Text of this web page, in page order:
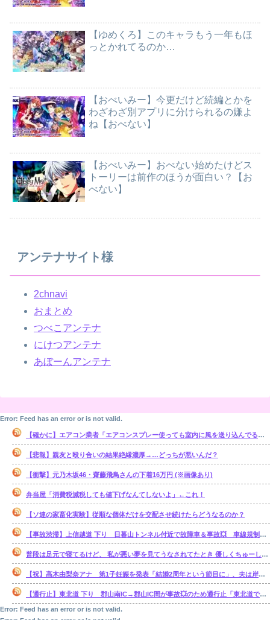
【ゆめくろ】このキャラもう一年もほ
っとかれてるのか…
【おべいみー】今更だけど続編とかを
わざわざ別アプリに分けられるの嫌よ
ね【おべない】
【おべいみー】おべない始めたけどス
トーリーは前作のほうが面白い？【お
べない】
アンテナサイト様
2chnavi
おまとめ
つべこアンテナ
にけつアンテナ
あぼーんアンテナ
Error: Feed has an error or is not valid.
【確かに】エアコン業者「エアコンスプレー使っても室内に風を送り込んでるファンは汚いままですよ」
【悲報】親友と殴り合いの結果絶縁濃厚→…どっちが悪いんだ？
【衝撃】元乃木坂46・齋藤飛鳥さんの下着16万円 (※画像あり)
弁当屋「消費税減税しても値下げなんてしないよ」←これ！
【ソ連の家畜化実験】従順な個体だけを交配させ続けたらどうなるのか？
【事故渋滞】上信越道 下り 日暮山トンネル付近で故障車＆事故💥 車線規制 松井田妙義IC〜佐久平IC 渋滞距離 10.0km 通過時間 50 分
普段は足元で寝てるけど、 私が悪い夢を見てうなされてたとき 優しくちゅーして起こしてくれた。【再】
【祝】高木由梨奈アナ 第1子妊娠を発表「結婚2周年という節目に」、夫は岸田タツヤ
【通行止】東北道 下り 郡山南IC→郡山IC間が事故💥のため通行止「東北道で単独事故 3人がけが1人が心肺停止」
Error: Feed has an error or is not valid.